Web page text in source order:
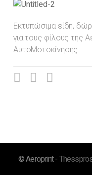
Πακέτα
Διάφορα
Εκτυπώσιμα είδη,
για τους φίλους της
ΑυτοΜοτοκίνησης.
© Aeroprint -